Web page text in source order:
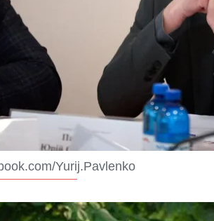
Yurij.Pavlenko